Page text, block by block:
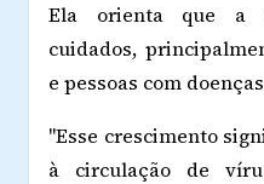
Ela orienta que a
cuidados,
e pessoas com
"Esse crescimento
à circulação de